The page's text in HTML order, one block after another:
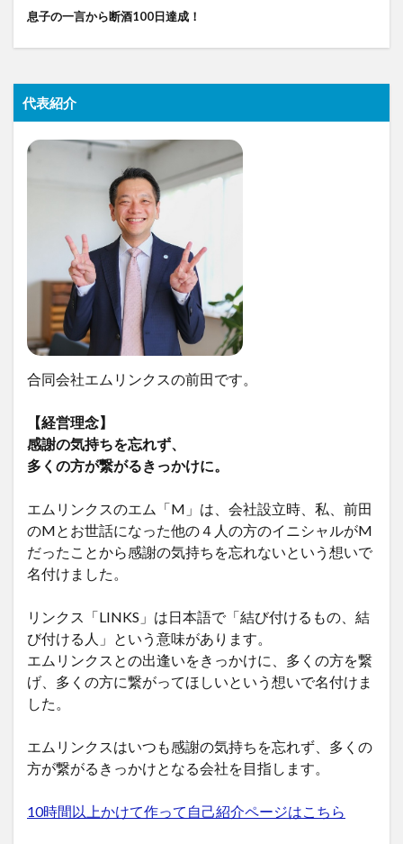
息子の一言から断酒100日達成！
代表紹介
合同会社エムリンクスの前田です。
【経営理念】
感謝の気持ちを忘れず、
多くの方が繋がるきっかけに。
エムリンクスのエム「M」は、会社設立時、私、前田
のMとお世話になった他の４人の方のイニシャルがM
だったことから感謝の気持ちを忘れないという想いで
名付けました。
リンクス「LINKS」は日本語で「結び付けるもの、結
び付ける人」という意味があります。
エムリンクスとの出逢いをきっかけに、多くの方を繋
げ、多くの方に繋がってほしいという想いで名付けま
した。
エムリンクスはいつも感謝の気持ちを忘れず、多くの
方が繋がるきっかけとなる会社を目指します。
10時間以上かけて作って自己紹介ページはこちら